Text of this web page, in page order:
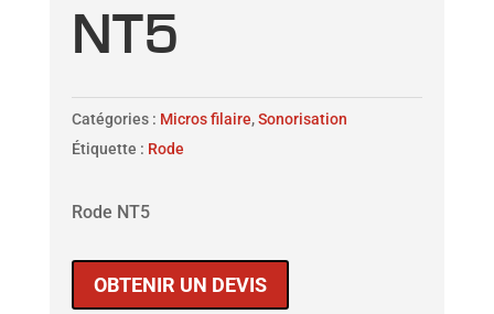
NT5
Catégories : Micros filaire,Sonorisation
Étiquette : Rode
Rode NT5
OBTENIR UN DEVIS